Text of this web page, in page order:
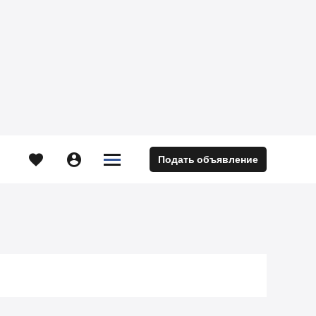
  

 Подать объявление